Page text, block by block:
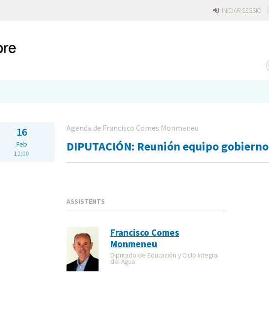
INICIAR SESSIÓ
16
Feb
12:00
Agenda de Francisco Comes Monmeneu
DIPUTACIÓN: Reunión equipo gobierno
ASSISTENTS
Francisco Comes
Monmeneu
Diputado de Educación y Ciclo Integral
del Agua